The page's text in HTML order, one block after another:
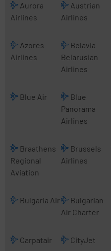
Aurora
Airlines
Austrian
Airlines
Azores
Airlines
Belavia
Belarusian
Airlines
Blue Air
Blue
Panorama
Airlines
Braathens
Regional
Aviation
Brussels
Airlines
Bulgaria Air
Bulgarian
Air Charter
Carpatair CityJet